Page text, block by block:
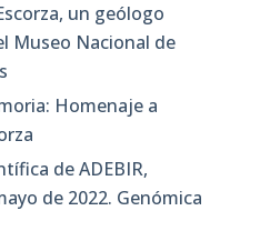
un geólogo
Museo Nacional de
Homenaje a
de ADEBIR,
de 2022. Genómica